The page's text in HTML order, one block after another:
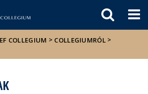
sajtóban
COLLEGIUM > COLLEGIUMRÓL >